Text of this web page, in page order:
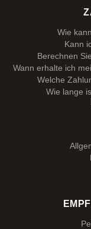
Wie
Kann
Berechnen
Wann erhalte ich
Welche
Wie lange